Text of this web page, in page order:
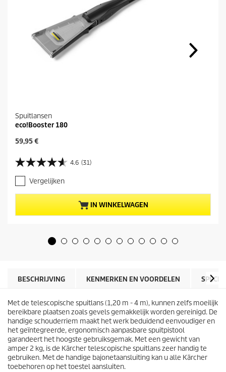
Spuitlansen
eco!Booster 180
H
i
d
i
g
e
p
r
s
59,95 €
4.6 (31)
4
.
6
v
a
n
n
.
3
1
b
e
o
o
Vergelijken
IN WINKELWAGEN
BESCHRIJVING KENMERKEN EN VOORDELEN
Met de telescopische spuitlans (1,20 m - 4 m), kunnen zelfs moeilijk
bereikbare plaatsen zoals gevels gemakkelijk worden gereinigd. De
handige schouderriem maakt het werk beduidend eenvoudiger en
het geïntegreerde, ergonomisch aanpasbare spuitpistool
garandeert het hoogste gebruiksgemak. Met een gewicht van
amper 2 kg, is de Kärcher telescopische spuitlans zeer handig te
gebruiken. Met de handige bajonetaansluiting kan u alle Kärcher
toebehoren op het toestel aansluiten.